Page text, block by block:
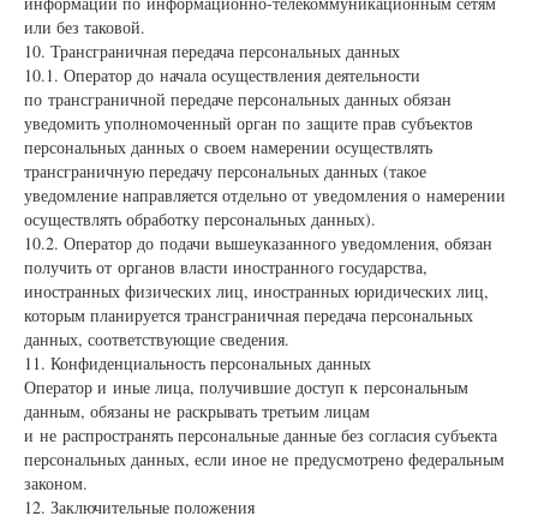
или без таковой.
10. Трансграничная передача персональных данных
10.1. Оператор до начала осуществления деятельности
по трансграничной передаче персональных данных обязан
уведомить уполномоченный орган по защите прав субъектов
персональных данных о своем намерении осуществлять
трансграничную передачу персональных данных (такое
уведомление направляется отдельно от уведомления о намерении
осуществлять обработку персональных данных).
10.2. Оператор до подачи вышеуказанного уведомления, обязан
получить от органов власти иностранного государства,
иностранных физических лиц, иностранных юридических лиц,
которым планируется трансграничная передача персональных
данных, соответствующие сведения.
11. Конфиденциальность персональных данных
Оператор и иные лица, получившие доступ к персональным
данным, обязаны не раскрывать третьим лицам
и не распространять персональные данные без согласия субъекта
персональных данных, если иное не предусмотрено федеральным
законом.
12. Заключительные положения